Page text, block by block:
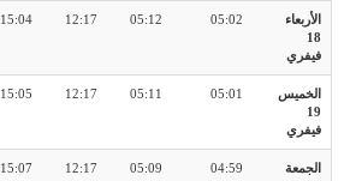
الأربعاء
18
فيفري
05:02
05:12
12:17
15:04
الخميس
19
فيفري
05:01
05:11
12:17
15:05
الجمعة
04:59
05:09
12:17
15:07